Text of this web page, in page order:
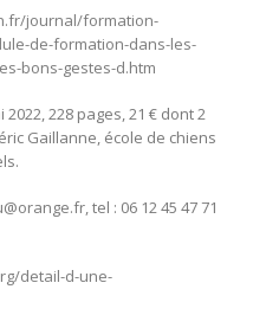
journal/formation-
de-formation-dans-les-
bons-gestes-d.htm
2022, 228 pages, 21 € dont 2
Gaillanne, école de chiens
tel : 06 12 45 47 71
detail-d-une-